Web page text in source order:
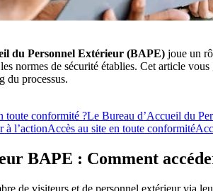
du Personnel Extérieur (BAPE) joue un
de sécurité établies. Cet article vous
du processus.
toute conformité ?Le Bureau d’Accueil du
à l’actionAccès au site en toute conformité
BAPE : Comment
de visiteurs et de personnel extérieur via